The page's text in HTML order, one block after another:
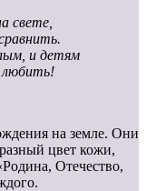
свете,
и детям
любить!
на земле. Они
цвет кожи,
Отечество,